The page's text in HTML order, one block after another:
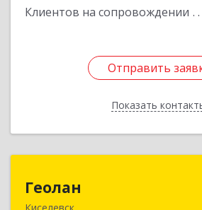
Клиентов на сопровождении
Отправить
Показать
Отправить
Назад
Геолан
Киселевск